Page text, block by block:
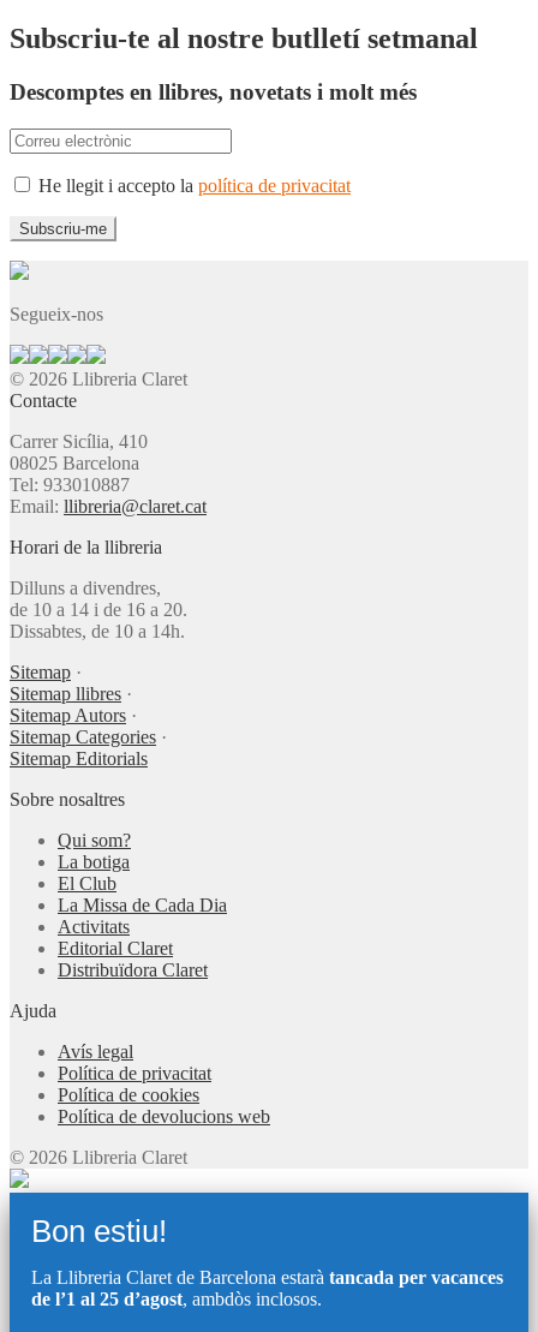
Subscriu-te al nostre butlletí setmanal
Descomptes en llibres, novetats i molt més
He llegit i accepto la política de privacitat
Segueix-nos
© 2026 Llibreria Claret
Contacte
Carrer Sicília, 410
08025 Barcelona
Tel: 933010887
Email: llibreria@claret.cat
Horari de la llibreria
Dilluns a divendres,
de 10 a 14 i de 16 a 20.
Dissabtes, de 10 a 14h.
Sitemap ·
Sitemap llibres ·
Sitemap Autors ·
Sitemap Categories ·
Sitemap Editorials
Sobre nosaltres
Qui som?
La botiga
El Club
La Missa de Cada Dia
Activitats
Editorial Claret
Distribuïdora Claret
Ajuda
Avís legal
Política de privacitat
Política de cookies
Política de devolucions web
© 2026 Llibreria Claret
Bon estiu!
La Llibreria Claret de Barcelona estarà tancada per vacances
de l’1 al 25 d’agost, ambdòs inclosos.